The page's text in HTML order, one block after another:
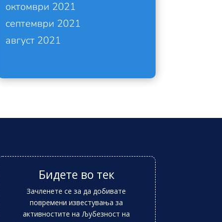
октомври 2021
септември 2021
август 2021
Бидете во тек
Зачленете се за да добивате
повремени известувања за
активностите на Љубезност на